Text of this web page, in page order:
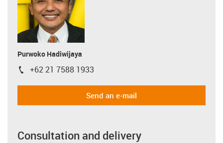
Purwoko Hadiwijaya
igus-icon-phone
+62 21 7588 1933
Send an e-mail
Consultation and delivery